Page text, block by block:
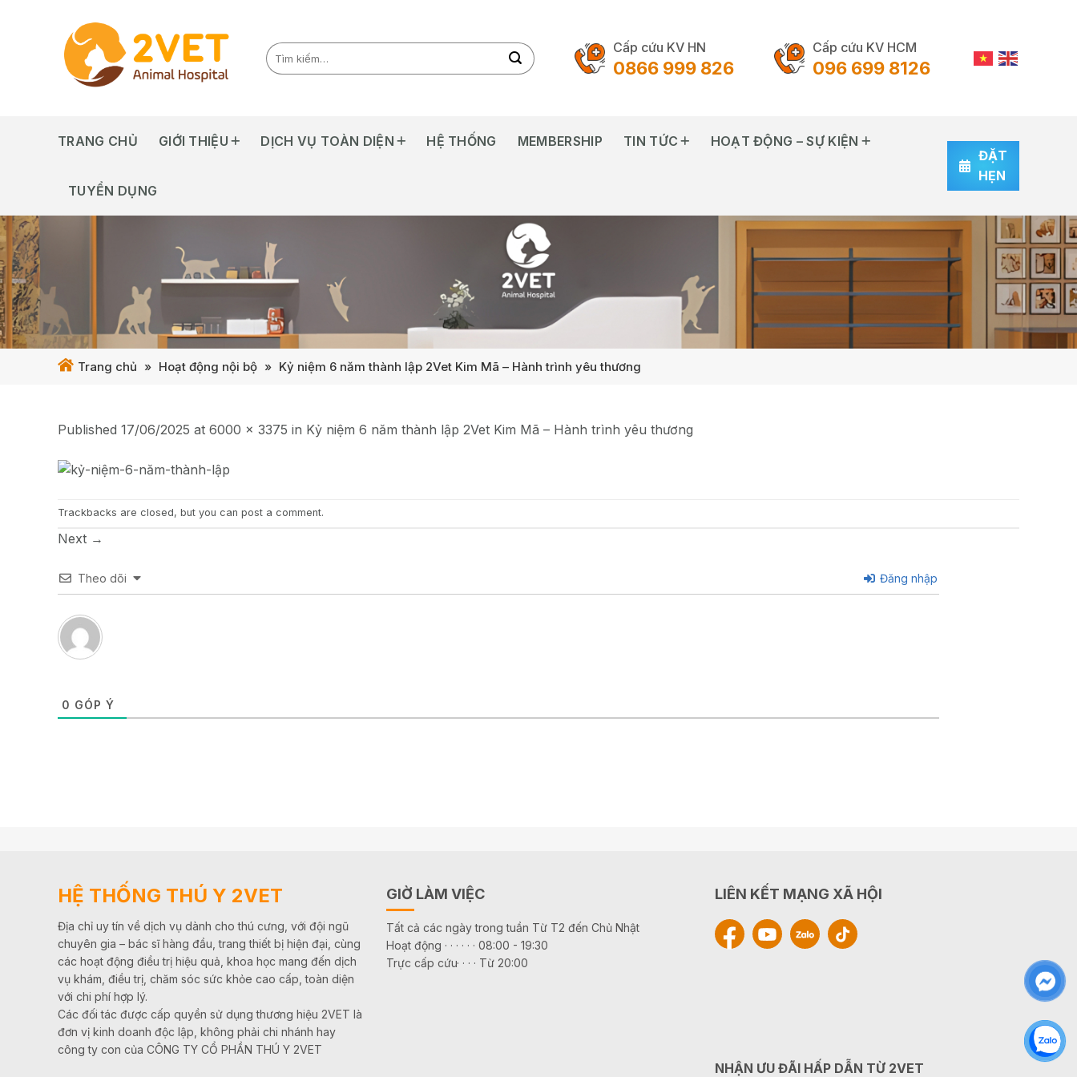
Cấp cứu KV HN
0866 999 826
Cấp cứu KV HCM
096 699 8126
TRANG CHỦ GIỚI THIỆU DỊCH VỤ TOÀN DIỆN HỆ THỐNG MEMBERSHIP TIN TỨC HOẠT ĐỘNG – SỰ KIỆN
TUYỂN DỤNG
ĐẶT
HẸN
Trang chủ » Hoạt động nội bộ » Kỷ niệm 6 năm thành lập 2Vet Kim Mã – Hành trình yêu thương
Published 17/06/2025 at 6000 × 3375 in Kỷ niệm 6 năm thành lập 2Vet Kim Mã – Hành trình yêu thương
Trackbacks are closed, but you can post a comment.
Next →
Theo dõi Đăng nhập
0 GÓP Ý
HỆ THỐNG THÚ Y 2VET
Địa chỉ uy tín về dịch vụ dành cho thú cưng, với đội ngũ
chuyên gia – bác sĩ hàng đầu, trang thiết bị hiện đại, cùng
các hoạt động điều trị hiệu quả, khoa học mang đến dịch
vụ khám, điều trị, chăm sóc sức khỏe cao cấp, toàn diện
với chi phí hợp lý.
Các đối tác được cấp quyền sử dụng thương hiệu 2VET là
đơn vị kinh doanh độc lập, không phải chi nhánh hay
công ty con của CÔNG TY CỔ PHẦN THÚ Y 2VET
GIỜ LÀM VIỆC
Tất cả các ngày trong tuần Từ T2 đến Chủ Nhật
Hoạt động · · · · · · 08:00 - 19:30
Trực cấp cứu· · · · Từ 20:00
LIÊN KẾT MẠNG XÃ HỘI
NHẬN ƯU ĐÃI HẤP DẪN TỪ 2VET